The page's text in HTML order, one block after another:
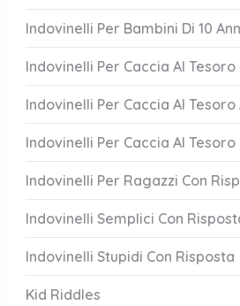
Indovinelli Per Bambini Di 10
Indovinelli Per Caccia Al Tesoro
Indovinelli Per Caccia Al
Indovinelli Per Caccia Al Tesoro
Indovinelli Per Ragazzi Con
Indovinelli Semplici Con
Indovinelli Stupidi Con Risposta
Kid Riddles